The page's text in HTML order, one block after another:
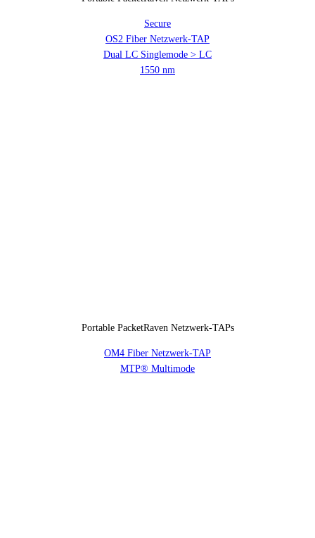
Secure
OS2 Fiber Netzwerk-TAP
Dual LC Singlemode > LC
1550 nm
Portable PacketRaven Netzwerk-TAPs
OM4 Fiber Netzwerk-TAP
MTP® Multimode